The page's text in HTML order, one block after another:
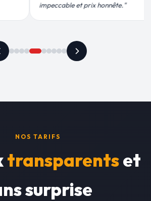
recommande vivement."
NOS TARIFS
transparentset
surprise